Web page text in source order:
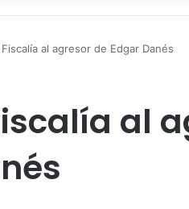
al agresor de Edgar Danés
al